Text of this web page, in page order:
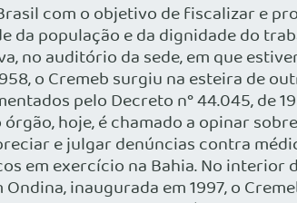
com o objetivo de fiscalizar e
da população e da dignidade do
no auditório da sede, em que
o Cremeb surgiu na esteira de
pelo Decreto n° 44.045, de
hoje, é chamado a opinar
e julgar denúncias contra
em exercício na Bahia. No
inaugurada em 1997, o